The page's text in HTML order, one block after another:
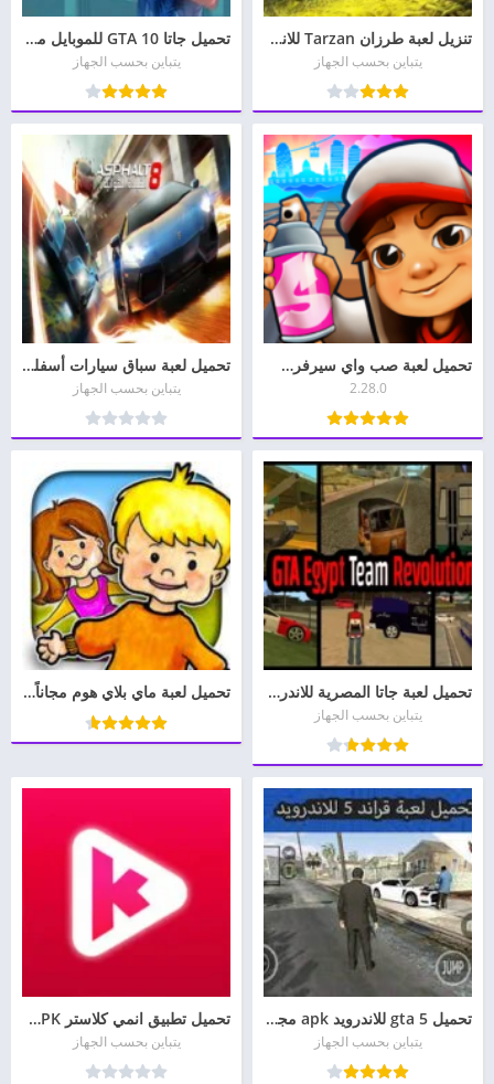
تنزيل لعبة طرزان Tarzan للاندرويد apk 2026
يتباين بحسب الجهاز
تحميل جاتا 10 GTA للموبايل من ميديا فاير مجانا
يتباين بحسب الجهاز
تحميل لعبة صب واي سيرفرس للاندرويد Subway Surfers
2.28.0
تحميل لعبة سباق سيارات أسفلت Asphalt 8 APK مجانا
يتباين بحسب الجهاز
تحميل لعبة جاتا المصرية للاندرويد بدون نت
يتباين بحسب الجهاز
تحميل لعبة ماي بلاي هوم مجاناً My PlayHome Play مهكرة Mod
تحميل gta 5 للاندرويد apk مجانا برابط واحد مباشر
يتباين بحسب الجهاز
تحميل تطبيق انمي كلاستر Anime Klaster APK مهكر مجانا
يتباين بحسب الجهاز